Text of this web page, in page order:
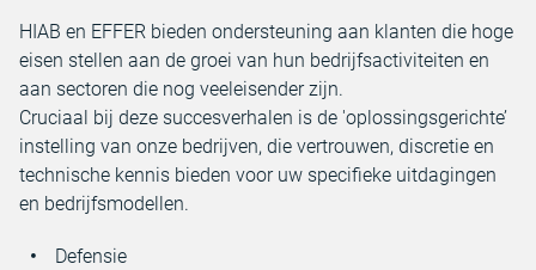
HIAB en EFFER bieden ondersteuning aan klanten die hoge
eisen stellen aan de groei van hun bedrijfsactiviteiten en
aan sectoren die nog veeleisender zijn.
Cruciaal bij deze succesverhalen is de 'oplossingsgerichte’
instelling van onze bedrijven, die vertrouwen, discretie en
technische kennis bieden voor uw specifieke uitdagingen
en bedrijfsmodellen.
Defensie